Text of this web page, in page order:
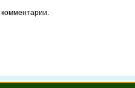
комментарии.